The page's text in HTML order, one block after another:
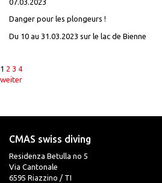
07.03.2023
Danger pour les plongeurs !
Du 10 au 31.03.2023 sur le lac de Bienne
1 2 3 4
weiter
CMAS swiss diving
Residenza Betulla no 5
Via Cantonale
6595 Riazzino / TI